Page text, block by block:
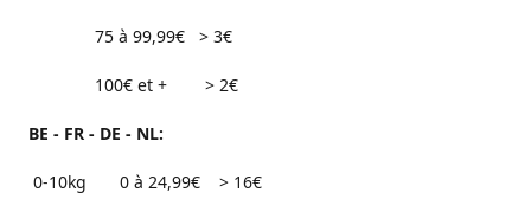
75 à 99,99€ > 3€
100€ et + > 2€
BE - FR - DE - NL:
0-10kg 0 à 24,99€ > 16€